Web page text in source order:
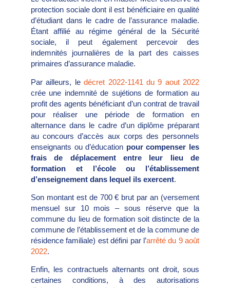
protection sociale dont il est bénéficiaire en qualité
d’étudiant dans le cadre de l’assurance maladie.
Étant affilié au régime général de la Sécurité
sociale, il peut également percevoir des
indemnités journalières de la part des caisses
primaires d’assurance maladie.
Par ailleurs, ledécret 2022-1141 du 9 aout 2022
crée une indemnité de sujétions de formation au
profit des agents bénéficiant d’un contrat de travail
pour réaliser une période de formation en
alternance dans le cadre d’un diplôme préparant
au concours d’accès aux corps des personnels
enseignants ou d’éducation pour compenser les
frais de déplacement entre leur lieu de
formation et l’école ou l’établissement
d’enseignement dans lequel ils exercent.
Son montant est de 700 € brut par an (versement
mensuel sur 10 mois – sous réserve que la
commune du lieu de formation soit distincte de la
commune de l’établissement et de la commune de
résidence familiale) est défini par l’arrêté du 9 août
2022.
Enfin, les contractuels alternants ont droit, sous
certaines conditions, à des autorisations